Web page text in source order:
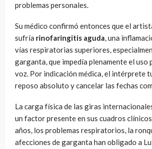
problemas personales.
Su médico confirmó entonces que el
sufría rinofaringitis aguda, una
vías respiratorias superiores,
garganta, que impedía plenamente el uso
voz. Por indicación médica, el intérprete
reposo absoluto y cancelar las fechas
La carga física de las giras
un factor presente en sus cuadros
años, los problemas respiratorios, la
afecciones de garganta han obligado a